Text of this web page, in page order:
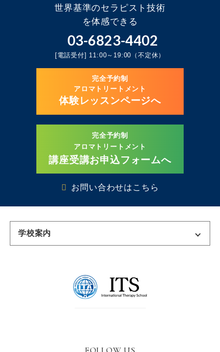
世界基準のセラピスト技術
を体感できる
03-6823-4402
[電話受付] 11:00～19:00（不定休）
完全予約制
アロマトリートメント
体験レッスンページへ
完全予約制
アロマトリートメント
講座受講お申込フォームへ
お問い合わせはこちら
学校案内
名古屋校 名古屋栄校